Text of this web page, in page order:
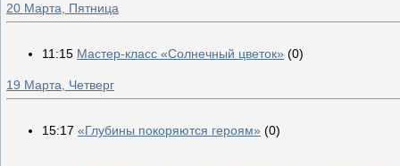
20 Марта, Пятница
11:15 Мастер-класс «Солнечный цветок» (0)
19 Марта, Четверг
15:17 «Глубины покоряются героям» (0)